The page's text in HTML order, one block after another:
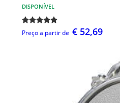
DISPONÍVEL
Preço a partir de € 52,69